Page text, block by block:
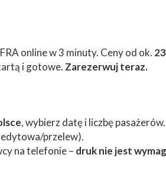
online w 3 minuty. Ceny od ok.
i gotowe. Zarezerwuj teraz.
, wybierz datę i liczbę pasażerów.
przelew).
na telefonie – druk nie jest